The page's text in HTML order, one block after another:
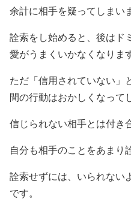
余計に相手を疑ってしまい
詮索をし始めると、後はド
愛がうまくいかなくなりま
ただ「信用されていない」
間の行動はおかしくなって
信じられない相手とは付き
自分も相手のことをあまり
詮索せずには、いられない
です。